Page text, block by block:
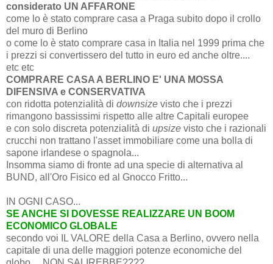
considerato UN AFFARONE
come lo è stato comprare casa a Praga subito dopo il crollo
del muro di Berlino
o come lo è stato comprare casa in Italia nel 1999 prima che
i prezzi si convertissero del tutto in euro ed anche oltre....
etc etc
COMPRARE CASA A BERLINO E' UNA MOSSA
DIFENSIVA e CONSERVATIVA
con ridotta potenzialità di downsize visto che i prezzi
rimangono bassissimi rispetto alle altre Capitali europee
e con solo discreta potenzialità di upsize visto che i razionali
crucchi non trattano l'asset immobiliare come una bolla di
sapone irlandese o spagnola...
Insomma siamo di fronte ad una specie di alternativa al
BUND, all'Oro Fisico ed al Gnocco Fritto...
IN OGNI CASO...
SE ANCHE SI DOVESSE REALIZZARE UN BOOM
ECONOMICO GLOBALE
secondo voi IL VALORE della Casa a Berlino, ovvero nella
capitale di una delle maggiori potenze economiche del